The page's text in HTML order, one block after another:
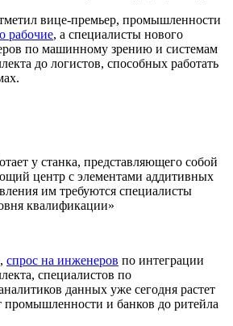
вице-премьер, промышленности
рабочие, а специалисты нового
по машинному зрению и системам
до логистов, способных работать
у станка, представляющего собой
центр с элементами аддитивных
им требуются специалисты
квалификации»
спрос на инженеров по интеграции
специалистов по
данных уже сегодня растет
промышленности и банков до ритейла